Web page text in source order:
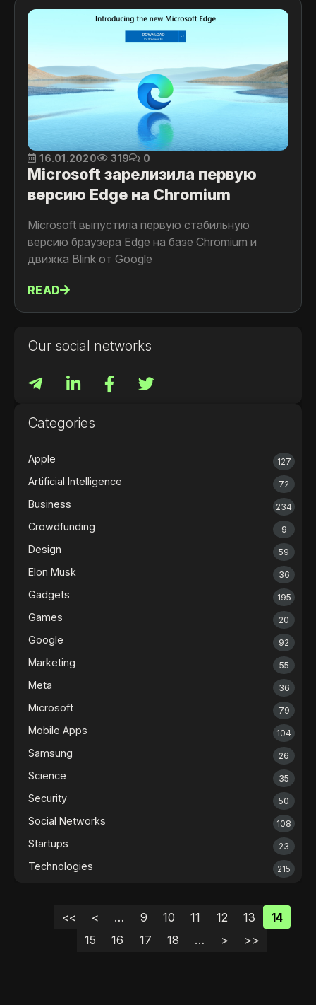
16.01.2020 319 0
Microsoft зарелизила первую
версию Edge на Chromium
Microsoft выпустила первую стабильную
версию браузера Edge на базе Chromium и
движка Blink от Google
READ
Our social networks
Categories
Apple 127
Artificial Intelligence 72
Business 234
Crowdfunding 9
Design 59
Elon Musk 36
Gadgets 195
Games 20
Google 92
Marketing 55
Meta 36
Microsoft 79
Mobile Apps 104
Samsung 26
Science 35
Security 50
Social Networks 108
Startups 23
Technologies 215
<< < … 9 10 11 12 13
14
15
16 17 18 … > >>